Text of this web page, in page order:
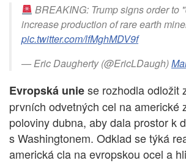
BREAKING: Trump signs order to
increase production of rare earth
pic.twitter.com/lfMghMDV9f
— Eric Daugherty (@EricLDaugh)
Evropská uniese rozhodla odložit
prvních odvetných cel na americké
poloviny dubna, aby dala prostor k
s Washingtonem. Odklad se týká
americká cla na evropskou ocel a